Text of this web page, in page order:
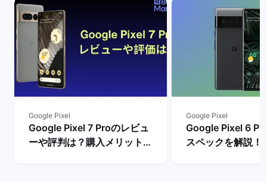
Google Pixel
Google Pixel 7 Proのレビュ
ーや評判は？購入メリットと
Google Pixel
Google Pixel 6
スペックを解説！